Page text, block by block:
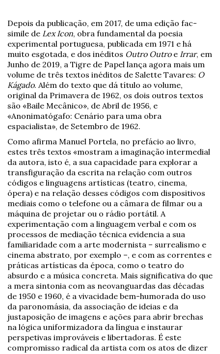
Depois da publicação, em 2017, de uma edição fac-
simile de Lex Icon, obra fundamental da poesia
experimental portuguesa, publicada em 1971 e há
muito esgotada, e dos inéditos Outro Outroe Irrar, em
Junho de 2019, a Tigre de Papel lança agora mais um
volume de três textos inéditos de Salette Tavares: O
Kágado. Além do texto que dá título ao volume,
original da Primavera de 1962, os dois outros textos
são «Baile Mecânico», de Abril de 1956, e
«Anonimatógafo: Cenário para uma obra
espacialista», de Setembro de 1962.
Como afirma Manuel Portela, no prefácio ao livro,
estes três textos «mostram a imaginação intermedial
da autora, isto é, a sua capacidade para explorar a
transfiguração da escrita na relação com outros
códigos e linguagens artísticas (teatro, cinema,
ópera) e na relação desses códigos com dispositivos
mediais como o telefone ou a câmara de filmar ou a
máquina de projetar ou o rádio portátil. A
experimentação com a linguagem verbal e com os
processos de mediação técnica evidencia a sua
familiaridade com a arte modernista – surrealismo e
cinema abstrato, por exemplo –, e com as correntes e
práticas artísticas da época, como o teatro do
absurdo e a música concreta. Mais significativa do que
a mera sintonia com as neovanguardas das décadas
de 1950 e 1960, é a vivacidade bem-humorada do uso
da paronomásia, da associação de ideias e da
justaposição de imagens e ações para abrir brechas
na lógica uniformizadora da língua e instaurar
perspetivas improváveis e libertadoras. É este
compromisso radical da artista com os atos de dizer